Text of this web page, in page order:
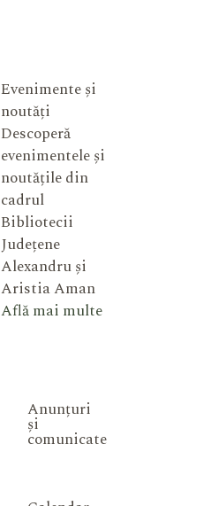
Evenimente și
noutăți
Descoperă
evenimentele și
noutățile din
cadrul
Bibliotecii
Județene
Alexandru și
Aristia Aman
Află mai multe
Anunțuri
și
comunicate